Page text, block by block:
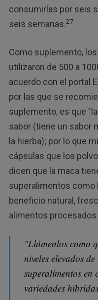
consumirlas por seis
seis semanas.27
Como suplemento,
utilizaron de 500 a
acuerdo con el portal
por las que se
suplemento, es que
sabor (tiene un sabor
la hierba); por lo que
cápsulas que los
dicen que la maca
superalimentos como
beneficio natural,
alimentos procesados
"Llámenlos como
niveles elevados
superalimentos en
variedades